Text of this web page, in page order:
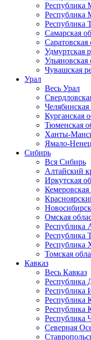
Республика
Республика
Республика
Самарская
Саратовская
Удмуртская
Ульяновская
Чувашская
Урал
Весь Урал
Челябинская
Курганская
Тюменская
Ханты-
Ямало-
Сибирь
Вся Сибирь
Алтайский
Иркутская
Кемеровская
Омская
Республика
Республика
Республика
Томская
Кавказ
Весь Кавказ
Республика
Республика
Республика
Республика
Республика
Северная